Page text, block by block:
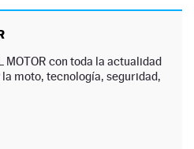
MOTOR con toda la actualidad
moto, tecnología, seguridad,